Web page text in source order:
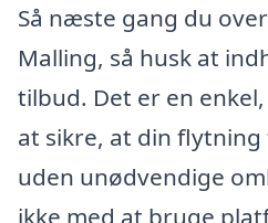
Så næste gang du
Malling, så husk at
tilbud. Det er en
at sikre, at din
uden unødvendige
ikke med at bruge